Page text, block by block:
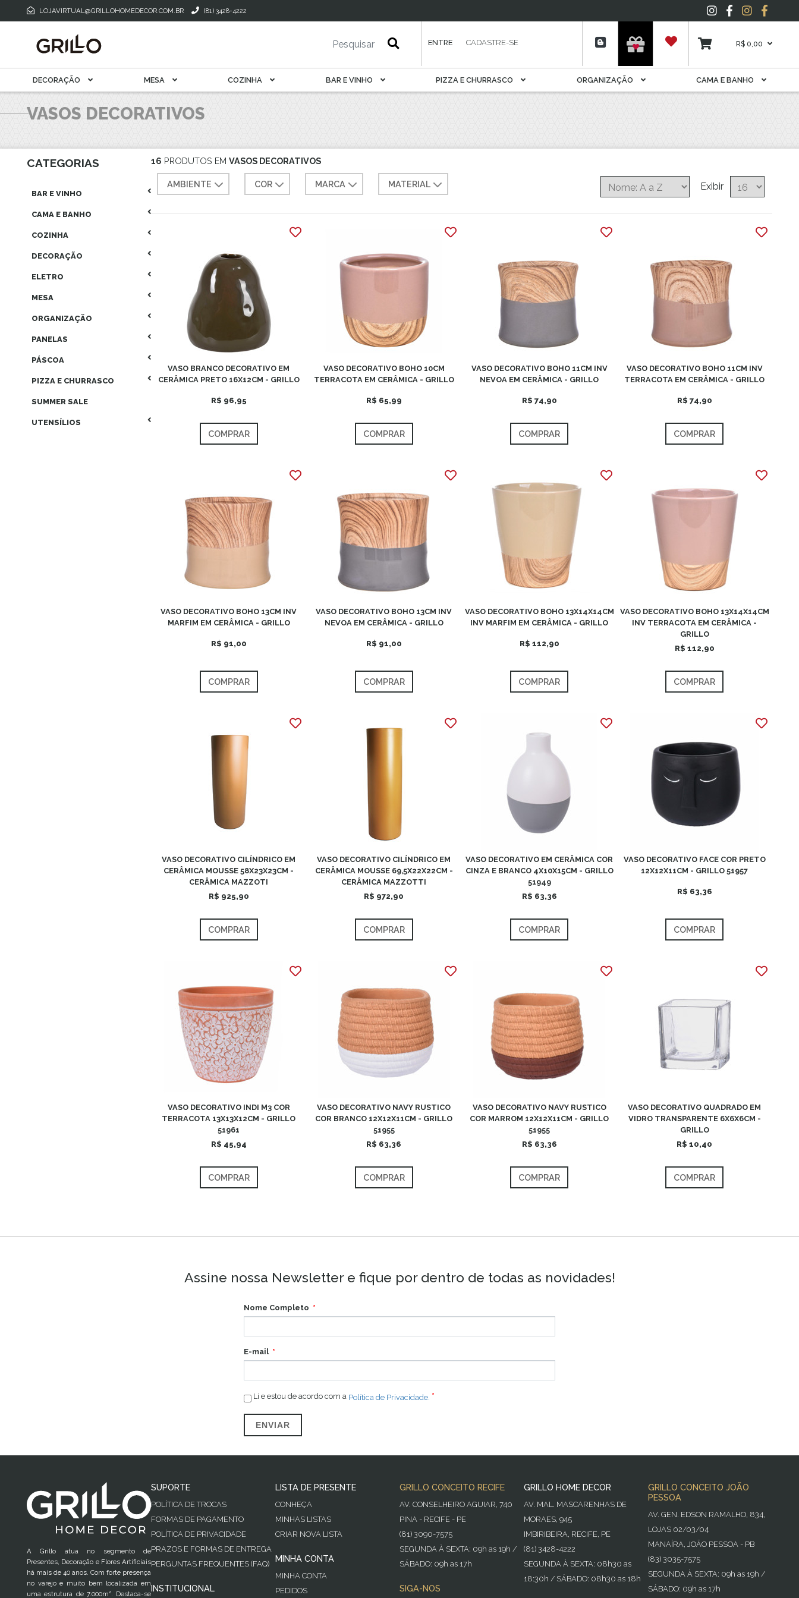
LOJAVIRTUAL@GRILLOHOMEDECOR.COM.BR (81) 3428-4222
R$ 0,00
ENTRE CADASTRE-SE
DECORAÇÃO MESA COZINHA BAR E VINHO PIZZA E CHURRASCO ORGANIZAÇÃO CAMA E BANHO
Garrafas E Licoreiras
Móveis Decorativos
Pelúcia
Suporte Para Rolhas E
Cápsulas
Tapete
Mantegueira E Meleira
Xícara Para Chá
Porta Pão E Torrada
Rechaud
Sopeira
VASOS DECORATIVOS
CATEGORIAS
BAR E VINHO
CAMA E BANHO
COZINHA
DECORAÇÃO
ELETRO
MESA
ORGANIZAÇÃO
PANELAS
PÁSCOA
PIZZA E CHURRASCO
SUMMER SALE
UTENSÍLIOS
16 PRODUTOS EM VASOS DECORATIVOS
AMBIENTE COR MARCA MATERIAL Exibir
VASO BRANCO DECORATIVO EM
CERÂMICA PRETO 16X12CM - GRILLO
R$ 96,95
COMPRAR
VASO DECORATIVO BOHO 10CM
TERRACOTA EM CERÂMICA - GRILLO
R$ 65,99
COMPRAR
VASO DECORATIVO BOHO 11CM INV
NEVOA EM CERÂMICA - GRILLO
R$ 74,90
COMPRAR
VASO DECORATIVO BOHO 11CM INV
TERRACOTA EM CERÂMICA - GRILLO
R$ 74,90
COMPRAR
VASO DECORATIVO BOHO 13CM INV
MARFIM EM CERÂMICA - GRILLO
R$ 91,00
COMPRAR
VASO DECORATIVO BOHO 13CM INV
NEVOA EM CERÂMICA - GRILLO
R$ 91,00
COMPRAR
VASO DECORATIVO BOHO 13X14X14CM
INV MARFIM EM CERÂMICA - GRILLO
R$ 112,90
COMPRAR
VASO DECORATIVO BOHO 13X14X14CM
INV TERRACOTA EM CERÂMICA -
GRILLO
R$ 112,90
COMPRAR
VASO DECORATIVO CILÍNDRICO EM
CERÂMICA MOUSSE 58X23X23CM -
CERÂMICA MAZZOTI
R$ 925,90
COMPRAR
VASO DECORATIVO CILÍNDRICO EM
CERÂMICA MOUSSE 69,5X22X22CM -
CERÂMICA MAZZOTTI
R$ 972,90
COMPRAR
VASO DECORATIVO EM CERÂMICA COR
CINZA E BRANCO 4X10X15CM - GRILLO
51949
R$ 63,36
COMPRAR
VASO DECORATIVO FACE COR PRETO
12X12X11CM - GRILLO 51957
R$ 63,36
COMPRAR
VASO DECORATIVO INDI M3 COR
TERRACOTA 13X13X12CM - GRILLO
51961
R$ 45,94
COMPRAR
VASO DECORATIVO NAVY RUSTICO
COR BRANCO 12X12X11CM - GRILLO
51955
R$ 63,36
COMPRAR
VASO DECORATIVO NAVY RUSTICO
COR MARROM 12X12X11CM - GRILLO
51955
R$ 63,36
COMPRAR
VASO DECORATIVO QUADRADO EM
VIDRO TRANSPARENTE 6X6X6CM -
GRILLO
R$ 10,40
COMPRAR
Assine nossa Newsletter e fique por dentro de todas as novidades!
Nome Completo
E-mail
Li e estou de acordo com a Política de Privacidade.
ENVIAR
A Grillo atua no segmento de
Presentes, Decoração e Flores Artificiais
há mais de 40 anos. Com forte presença
no varejo e muito bem localizada em
uma estrutura de 7.000m². Destaca-se
SUPORTE
POLÍTICA DE TROCAS
FORMAS DE PAGAMENTO
POLÍTICA DE PRIVACIDADE
PRAZOS E FORMAS DE ENTREGA
PERGUNTAS FREQUENTES (FAQ)
INSTITUCIONAL
LISTA DE PRESENTE
CONHEÇA
MINHAS LISTAS
CRIAR NOVA LISTA
MINHA CONTA
MINHA CONTA
PEDIDOS
GRILLO CONCEITO RECIFE
AV. CONSELHEIRO AGUIAR, 740
PINA - RECIFE - PE
(81) 3090-7575
SEGUNDA À SEXTA: 09h as 19h /
SÁBADO: 09h as 17h
SIGA-NOS
GRILLO HOME DECOR
AV. MAL. MASCARENHAS DE
MORAES, 945
IMBIRIBEIRA, RECIFE, PE
(81) 3428-4222
SEGUNDA À SEXTA: 08h30 as
18:30h / SÁBADO: 08h30 as 18h
GRILLO CONCEITO JOÃO
PESSOA
AV. GEN. EDSON RAMALHO, 834,
LOJAS 02/03/04
MANAÍRA, JOÃO PESSOA - PB
(83) 3035-7575
SEGUNDA À SEXTA: 09h as 19h /
SÁBADO: 09h as 17h